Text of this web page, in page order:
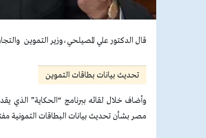
قال الدكتور علي المصيلحي،وزير التموين
تحديث بيانات بطاقات التموين
مصر بشأن تحديث بيانات البطاقات التمونية مفتوح حتى٣٠ يونيو